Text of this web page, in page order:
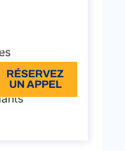
RÉSERVEZ
UN APPEL